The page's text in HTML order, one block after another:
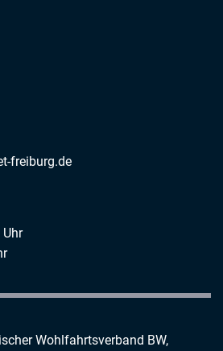
freiburg.de
Wohlfahrtsverband BW,